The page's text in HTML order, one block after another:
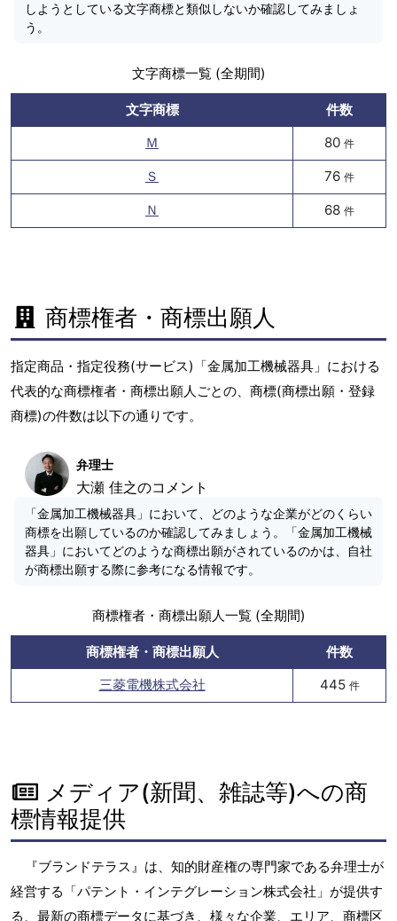
しようとしている文字商標と類似しないか確認してみましょ
う。
文字商標一覧 (全期間)
文字商標
件数
Ｍ
80 件
Ｓ 76 件
Ｎ 68 件
商標権者・商標出願人
指定商品・指定役務(サービス)「金属加工機械器具」における
代表的な商標権者・商標出願人ごとの、商標(商標出願・登録
商標)の件数は以下の通りです。
弁理士
大瀬 佳之のコメント
「金属加工機械器具」において、どのような企業がどのくらい
商標を出願しているのか確認してみましょう。「金属加工機械
器具」においてどのような商標出願がされているのかは、自社
が商標出願する際に参考になる情報です。
商標権者・商標出願人一覧 (全期間)
商標権者・商標出願人
件数
三菱電機株式会社
445 件
メディア(新聞、雑誌等)への商
標情報提供
『ブランドテラス』は、知的財産権の専門家である弁理士が
経営する「パテント・インテグレーション株式会社」が提供す
る、最新の商標データに基づき、様々な企業、エリア、商標区